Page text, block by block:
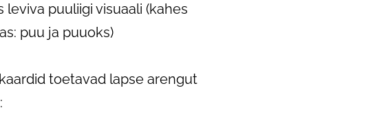
leviva puuliigi visuaali (kahes
puu ja puuoks)
toetavad lapse arengut